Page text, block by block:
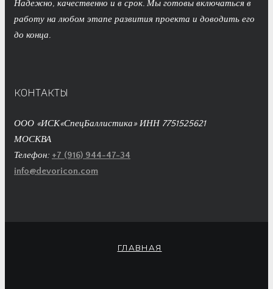
Надежно, качественно и в срок. Мы готовы включаться в
работу на любом этапе развития проекта и доводить его
до конца.
КОНТАКТЫ
ООО «ИСК«СпецБаллистика» ИНН 7751525621
МОСКВА
Телефон: +7 (916) 944-47-34
info@devoricon.com
ГЛАВНАЯ